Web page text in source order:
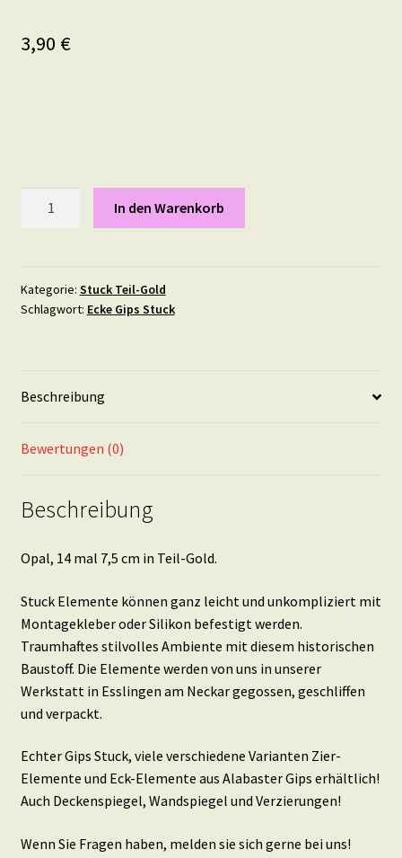
3,90 €
cm
in
In den Warenkorb
Kategorie: Stuck Teil-Gold
Schlagwort: Ecke Gips Stuck
Beschreibung
Bewertungen (0)
Beschreibung
Opal, 14 mal 7,5 cm in Teil-Gold.
Stuck Elemente können ganz leicht und unkompliziert mit
Montagekleber oder Silikon befestigt werden.
Traumhaftes stilvolles Ambiente mit diesem historischen
Baustoff. Die Elemente werden von uns in unserer
Werkstatt in Esslingen am Neckar gegossen, geschliffen
und verpackt.
Echter Gips Stuck, viele verschiedene Varianten Zier-
Elemente und Eck-Elemente aus Alabaster Gips erhältlich!
Auch Deckenspiegel, Wandspiegel und Verzierungen!
Wenn Sie Fragen haben, melden sie sich gerne bei uns!